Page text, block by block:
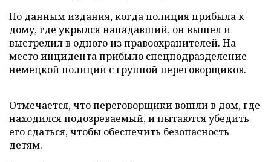
По данным издания, когда полиция прибыла к
дому, где укрылся нападавший, он вышел и
выстрелил в одного из правоохранителей. На
место инцидента прибыло спецподразделение
немецкой полиции с группой переговорщиков.
Отмечается, что переговорщики вошли в дом, где
находился подозреваемый, и пытаются убедить
его сдаться, чтобы обеспечить безопасность
детям.